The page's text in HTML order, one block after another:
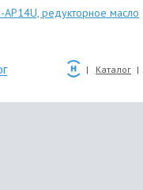
AP14U, редукторное масло
Каталог